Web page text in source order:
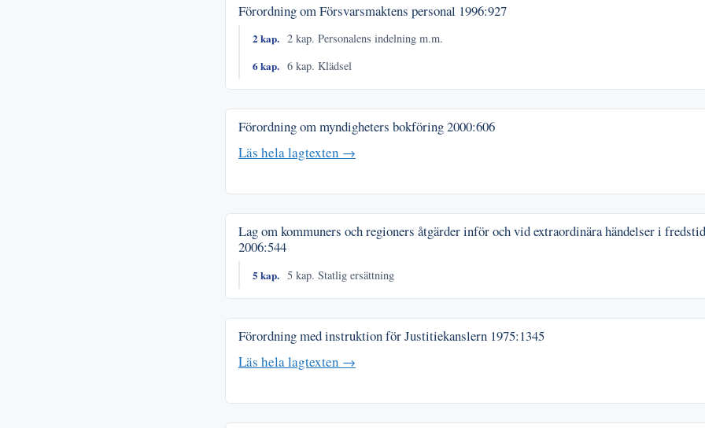
Förordning om Försvarsmaktens personal 1996:927
2 kap. 2 kap. Personalens indelning m.m.
6 kap. 6 kap. Klädsel
Förordning om myndigheters bokföring2000:606
Läs hela lagtexten →
Lag om kommuners och regioners åtgärder inför och vid extraordinära händelser i
2006:544
5 kap. 5 kap. Statlig ersättning
Förordning med instruktion för Justitiekanslern 1975:1345
Läs hela lagtexten →